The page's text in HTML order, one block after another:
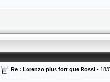
Re : Lorenzo plus fort que Rossi - 18/